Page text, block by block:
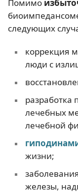
Помимо
следующих
коррекция
люди с
разработка
лечебных
лечебной
жизни;
железы,